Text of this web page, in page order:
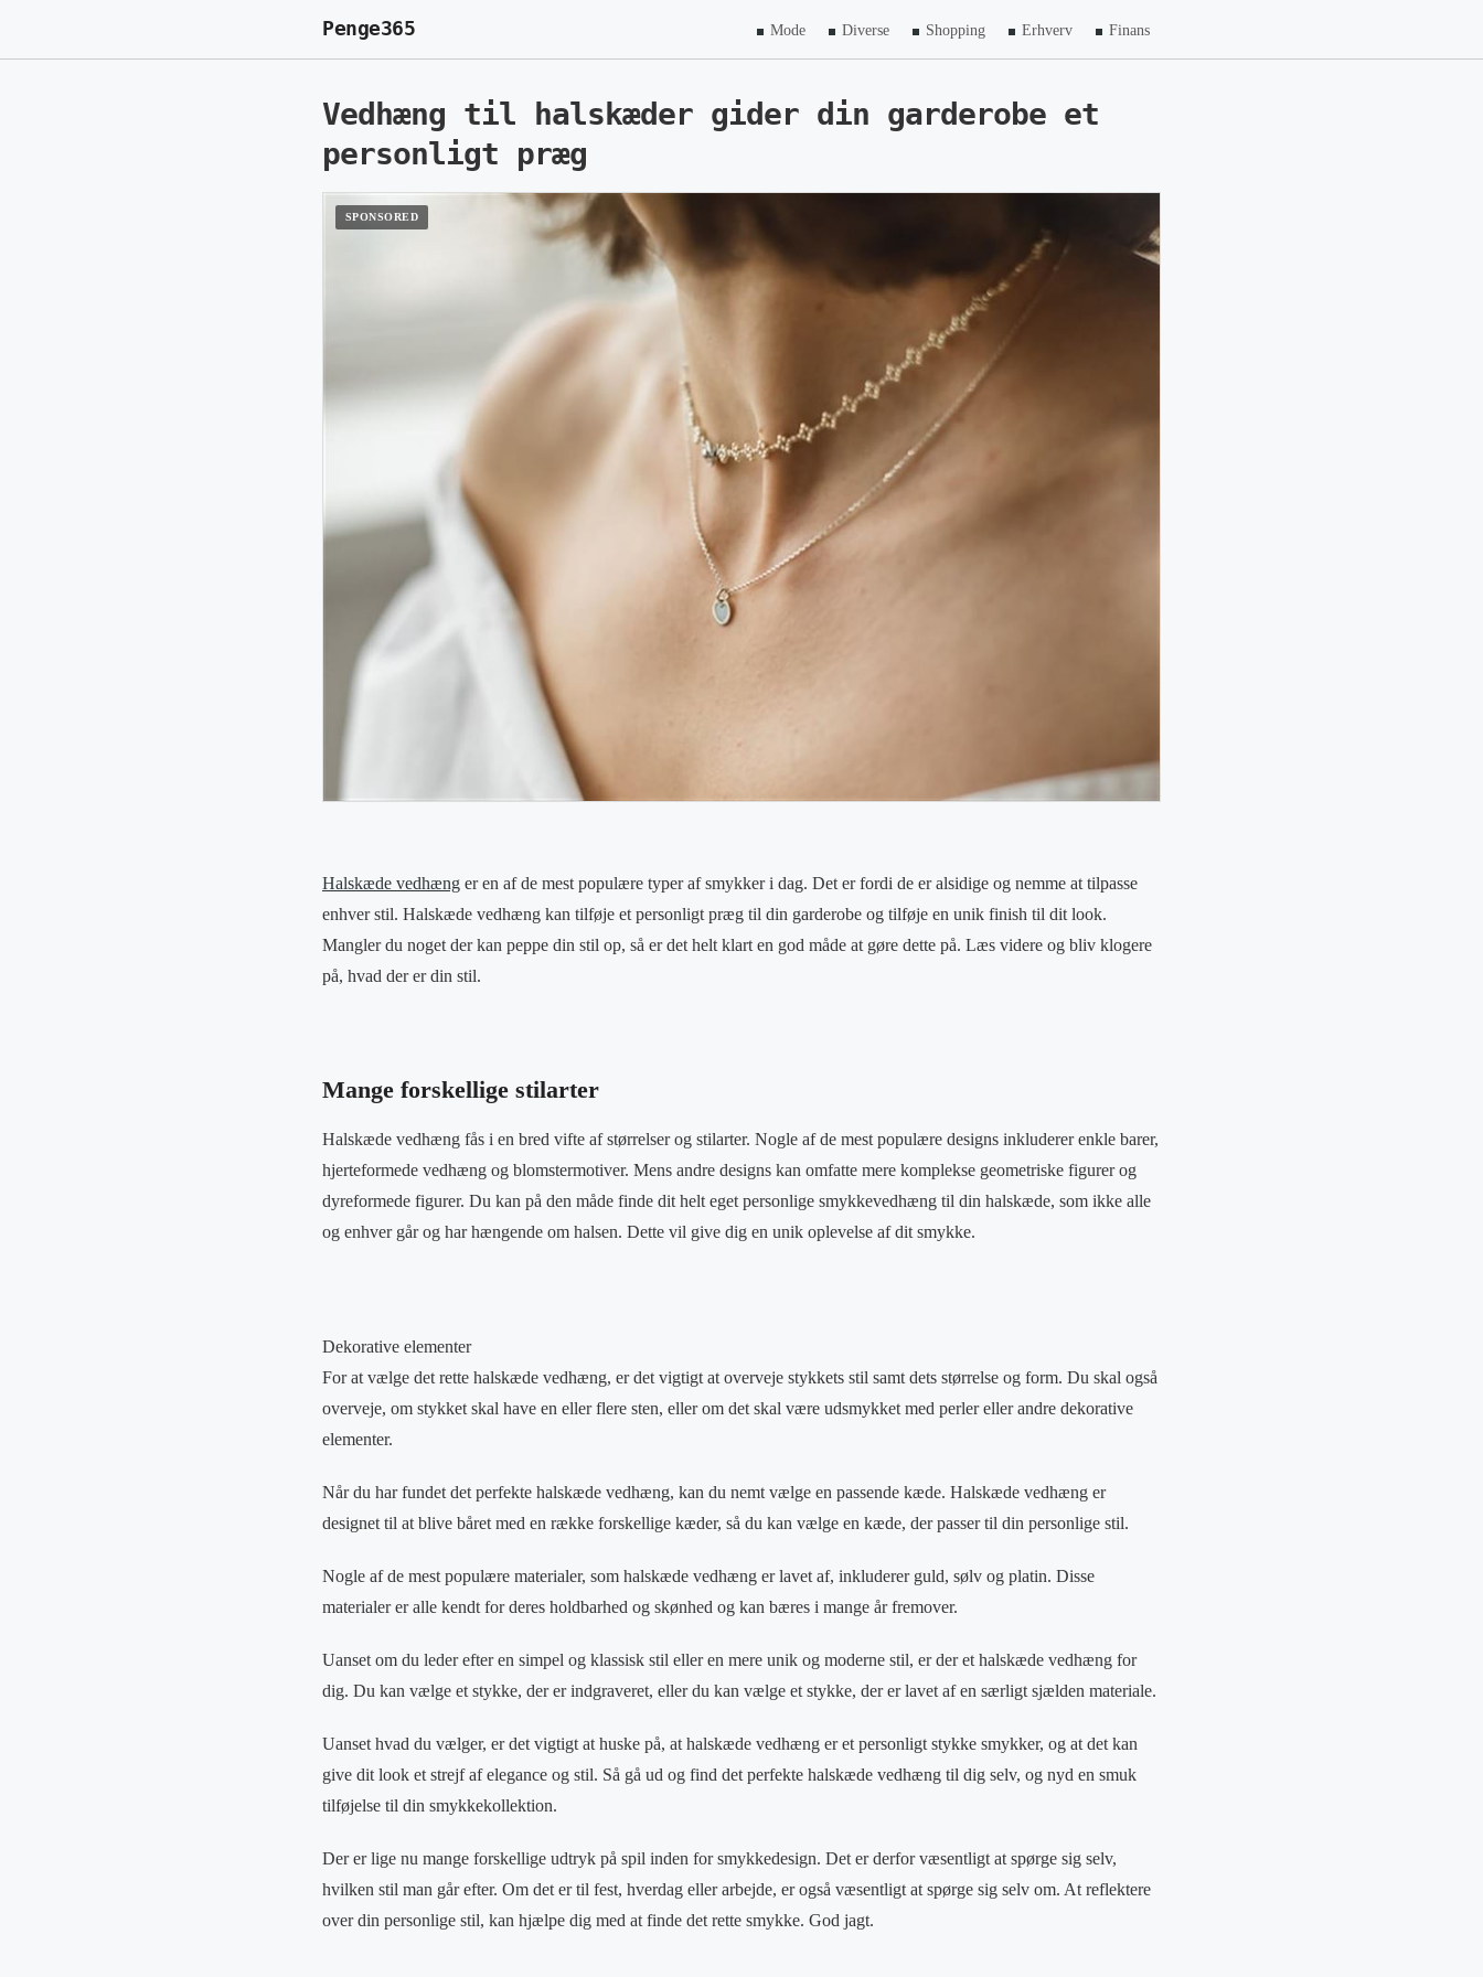
Penge365 Mode Diverse Shopping Erhverv Finans
Vedhæng til halskæder gider din garderobe et
personligt præg
Halskæde vedhæng er en af de mest populære typer af smykker i dag. Det er fordi de er alsidige og nemme at tilpasse
enhver stil. Halskæde vedhæng kan tilføje et personligt præg til din garderobe og tilføje en unik finish til dit look.
Mangler du noget der kan peppe din stil op, så er det helt klart en god måde at gøre dette på. Læs videre og bliv klogere
på, hvad der er din stil.
Mange forskellige stilarter
Halskæde vedhæng fås i en bred vifte af størrelser og stilarter. Nogle af de mest populære designs inkluderer enkle barer,
hjerteformede vedhæng og blomstermotiver. Mens andre designs kan omfatte mere komplekse geometriske figurer og
dyreformede figurer. Du kan på den måde finde dit helt eget personlige smykkevedhæng til din halskæde, som ikke alle
og enhver går og har hængende om halsen. Dette vil give dig en unik oplevelse af dit smykke.
Dekorative elementer
For at vælge det rette halskæde vedhæng, er det vigtigt at overveje stykkets stil samt dets størrelse og form. Du skal også
overveje, om stykket skal have en eller flere sten, eller om det skal være udsmykket med perler eller andre dekorative
elementer.
Når du har fundet det perfekte halskæde vedhæng, kan du nemt vælge en passende kæde. Halskæde vedhæng er
designet til at blive båret med en række forskellige kæder, så du kan vælge en kæde, der passer til din personlige stil.
Nogle af de mest populære materialer, som halskæde vedhæng er lavet af, inkluderer guld, sølv og platin. Disse
materialer er alle kendt for deres holdbarhed og skønhed og kan bæres i mange år fremover.
Uanset om du leder efter en simpel og klassisk stil eller en mere unik og moderne stil, er der et halskæde vedhæng for
dig. Du kan vælge et stykke, der er indgraveret, eller du kan vælge et stykke, der er lavet af en særligt sjælden materiale.
Uanset hvad du vælger, er det vigtigt at huske på, at halskæde vedhæng er et personligt stykke smykker, og at det kan
give dit look et strejf af elegance og stil. Så gå ud og find det perfekte halskæde vedhæng til dig selv, og nyd en smuk
tilføjelse til din smykkekollektion.
Der er lige nu mange forskellige udtryk på spil inden for smykkedesign. Det er derfor væsentligt at spørge sig selv,
hvilken stil man går efter. Om det er til fest, hverdag eller arbejde, er også væsentligt at spørge sig selv om. At reflektere
over din personlige stil, kan hjælpe dig med at finde det rette smykke. God jagt.